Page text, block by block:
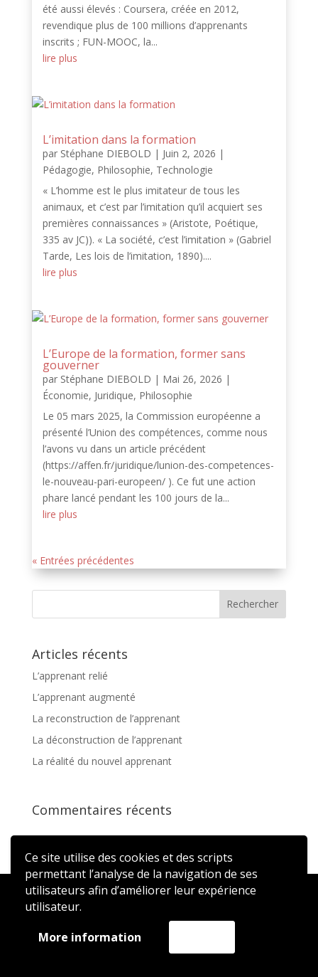
Ce site utilise des cookies et des scripts
permettant l’analyse de la navigation de ses
utilisateurs afin d’améliorer leur expérience
utilisateur.
More information
été aussi élevés : Coursera, créée en 2012,
revendique plus de 100 millions d’apprenants
inscrits ; FUN-MOOC, la...
lire plus
L’imitation dans la formation
par Stéphane DIEBOLD | Juin 2, 2026 |
Pédagogie, Philosophie, Technologie
« L’homme est le plus imitateur de tous les
animaux, et c’est par l’imitation qu’il acquiert ses
premières connaissances » (Aristote, Poétique,
335 av JC)). « La société, c’est l’imitation » (Gabriel
Tarde, Les lois de l’imitation, 1890)....
lire plus
L’Europe de la formation, former sans
gouverner
par Stéphane DIEBOLD | Mai 26, 2026 |
Économie, Juridique, Philosophie
Le 05 mars 2025, la Commission européenne a
présenté l’Union des compétences, comme nous
l’avons vu dans un article précédent
(https://affen.fr/juridique/lunion-des-competences-
le-nouveau-pari-europeen/ ). Ce fut une action
phare lancé pendant les 100 jours de la...
lire plus
« Entrées précédentes
Articles récents
L’apprenant relié
L’apprenant augmenté
La reconstruction de l’apprenant
La déconstruction de l’apprenant
La réalité du nouvel apprenant
Commentaires récents
2020 © AFFEN – Réalisé par